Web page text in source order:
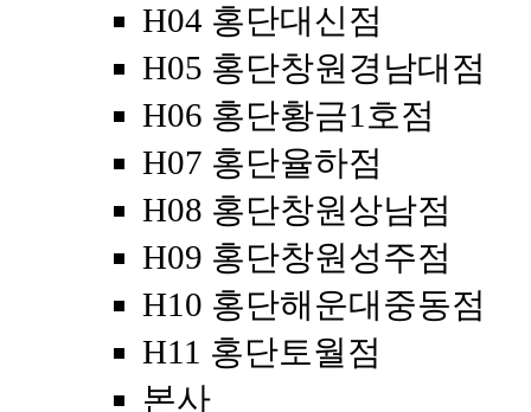
H04 홍단대신점
H05 홍단창원경남대점
H06 홍단황금1호점
H07 홍단율하점
H08 홍단창원상남점
H09 홍단창원성주점
H10 홍단해운대중동점
H11 홍단토월점
본사